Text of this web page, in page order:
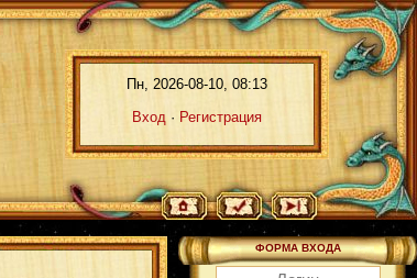
Пн, 2026-08-10, 08:13
Вход · Регистрация
ФОРМА ВХОДА